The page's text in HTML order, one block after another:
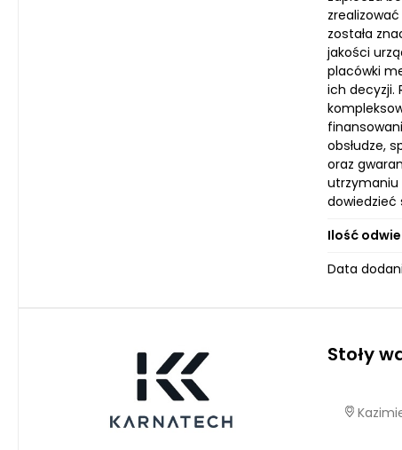
została
jakości
placówki
ich decyzji.
obsłudze,
oraz
utrzymaniu
dowiedzieć
Ilość
Data
Stoły